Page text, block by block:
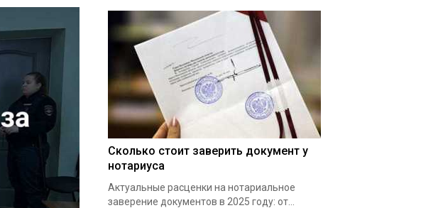
Сколько стоит заверить документ у
нотариуса
Актуальные расценки на нотариальное
заверение документов в 2025 году: от...